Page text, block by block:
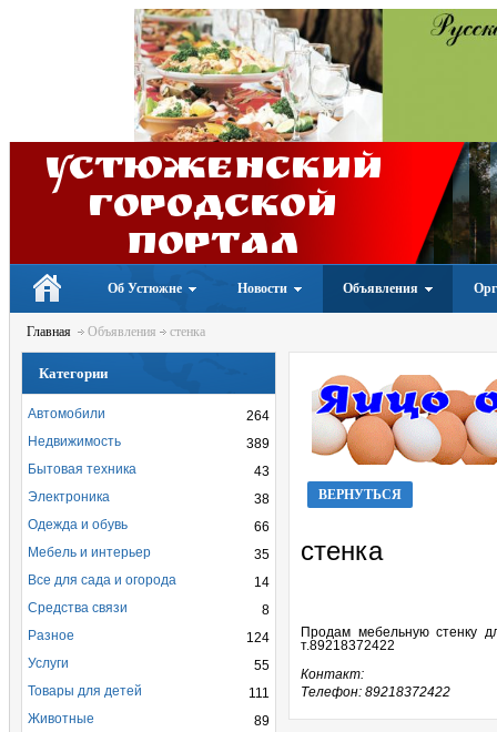
Устюженский
Городской
портал
Об Устюжне Новости Объявления
Главная Объявления стенка
ВЕРНУТЬСЯ
стенка
Продам мебельную стенку
т.89218372422
Контакт:
Телефон: 89218372422
Категории
264
Автомобили
389
Недвижимость
43
Бытовая техника
38
Электроника
66
Одежда и обувь
35
Мебель и интерьер
14
Все для сада и огорода
8
Средства связи
124
Разное
55
Услуги
111
Товары для детей
89
Животные